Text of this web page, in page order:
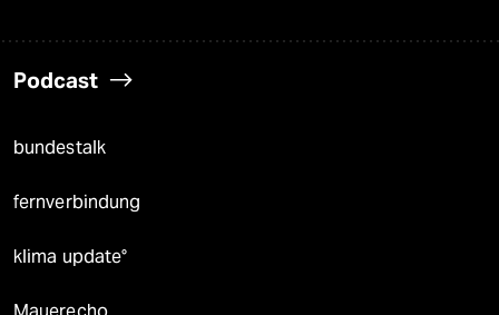
Podcast
bundestalk
fernverbindung
klima update°